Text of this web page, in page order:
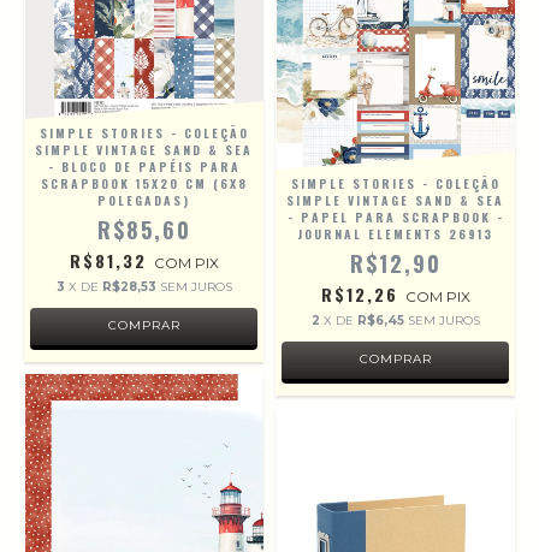
SIMPLE STORIES - COLEÇÃO
SIMPLE VINTAGE SAND & SEA
- BLOCO DE PAPÉIS PARA
SCRAPBOOK 15X20 CM (6X8
POLEGADAS)
R$85,60
R$81,32 COM PIX
3 X DE R$28,53 SEM JUROS
SIMPLE STORIES - COLEÇÃO
SIMPLE VINTAGE SAND & SEA
- PAPEL PARA SCRAPBOOK -
JOURNAL ELEMENTS 26913
R$12,90
R$12,26 COM PIX
2 X DE R$6,45 SEM JUROS